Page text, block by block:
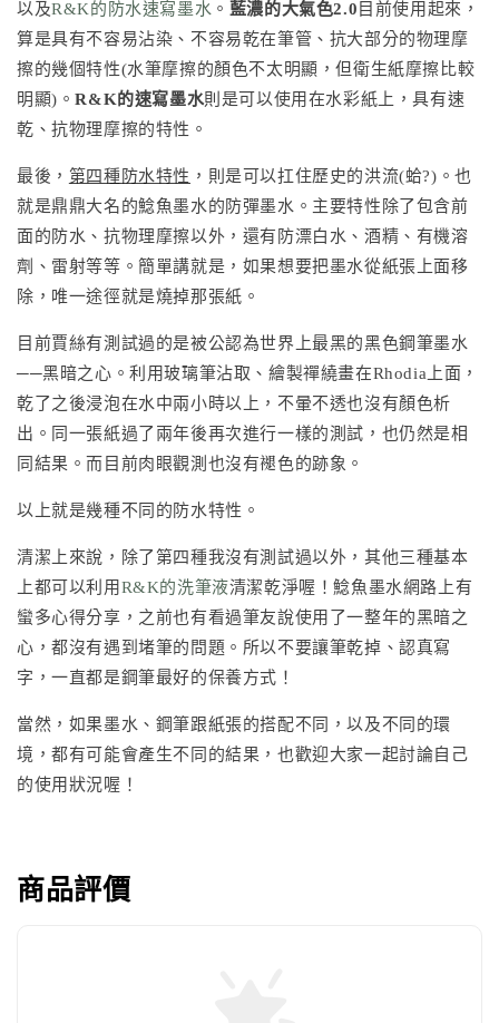
以及R&K的防水速寫墨水 。 藍濃的大氣色2.0 目前使用起來，
算是具有不容易沾染、不容易乾在筆管、抗大部分的物理摩
擦的幾個特性(水筆摩擦的顏色不太明顯，但衛生紙摩擦比較
明顯)。R&K的速寫墨水則是可以使用在水彩紙上，具有速
乾、抗物理摩擦的特性。
最後， 第四種防水特性 ，則是可以扛住歷史的洪流(蛤?)。也
就是鼎鼎大名的鯰魚墨水的防彈墨水。主要特性除了包含前
面的防水、抗物理摩擦以外，還有防漂白水、酒精、有機溶
劑、雷射等等。簡單講就是，如果想要把墨水從紙張上面移
除，唯一途徑就是燒掉那張紙。
目前賈絲有測試過的是被公認為世界上最黑的黑色鋼筆墨水
──黑暗之心。利用玻璃筆沾取、繪製禪繞畫在Rhodia上面，
乾了之後浸泡在水中兩小時以上，不暈不透也沒有顏色析
出。同一張紙過了兩年後再次進行一樣的測試，也仍然是相
同結果。而目前肉眼觀測也沒有褪色的跡象。
以上就是幾種不同的防水特性。
清潔上來說，除了第四種我沒有測試過以外，其他三種基本
上都可以利用R&K的洗筆液清潔乾淨喔！鯰魚墨水網路上有
蠻多心得分享，之前也有看過筆友說使用了一整年的黑暗之
心，都沒有遇到堵筆的問題。所以不要讓筆乾掉、認真寫
字，一直都是鋼筆最好的保養方式！
當然，如果墨水、鋼筆跟紙張的搭配不同，以及不同的環
境，都有可能會產生不同的結果，也歡迎大家一起討論自己
的使用狀況喔！
商品評價